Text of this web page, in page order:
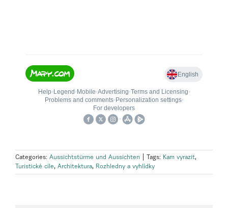
Categories: Aussichtstürme und Aussichten Tags: Kam vyrazit,
Turistické cíle, Architektura, Rozhledny a vyhlídky